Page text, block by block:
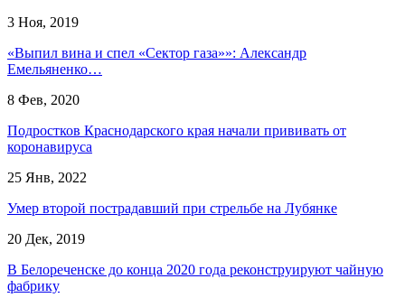
3 Ноя, 2019
«Выпил вина и спел «Сектор газа»»: Александр
Емельяненко…
8 Фев, 2020
Подростков Краснодарского края начали прививать от
коронавируса
25 Янв, 2022
Умер второй пострадавший при стрельбе на Лубянке
20 Дек, 2019
В Белореченске до конца 2020 года реконструируют чайную
фабрику